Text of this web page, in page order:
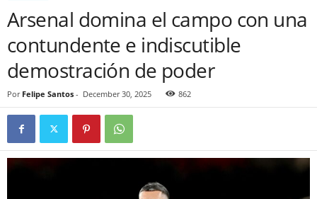
Arsenal domina el campo con una
contundente e indiscutible
demostración de poder
Por Felipe Santos - December 30, 2025 862